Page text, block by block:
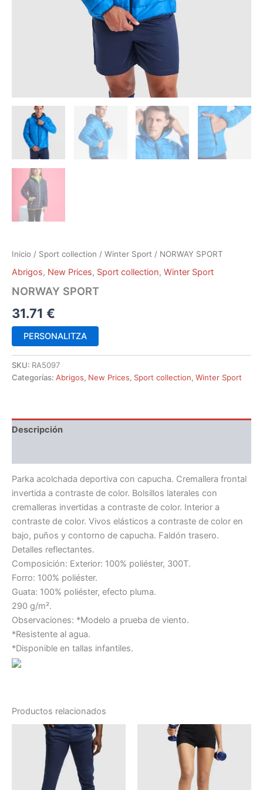
Inicio / Sport collection / Winter Sport / NORWAY SPORT
Abrigos, New Prices, Sport collection, Winter Sport
NORWAY SPORT
31.71 €
PERSONALITZA
SKU: RA5097
Categorías: Abrigos, New Prices, Sport collection, Winter Sport
Descripción
Parka acolchada deportiva con capucha. Cremallera frontal
invertida a contraste de color. Bolsillos laterales con
cremalleras invertidas a contraste de color. Interior a
contraste de color. Vivos elásticos a contraste de color en
bajo, puños y contorno de capucha. Faldón trasero.
Detalles reflectantes.
Composición: Exterior: 100% poliéster, 300T.
Forro: 100% poliéster.
Guata: 100% poliéster, efecto pluma.
290 g/m².
Observaciones: *Modelo a prueba de viento.
*Resistente al agua.
*Disponible en tallas infantiles.
Productos relacionados
Este
producto
tiene
múltiples
variantes.
Este
producto
tiene
múltiples